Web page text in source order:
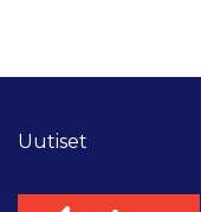
Uutiset